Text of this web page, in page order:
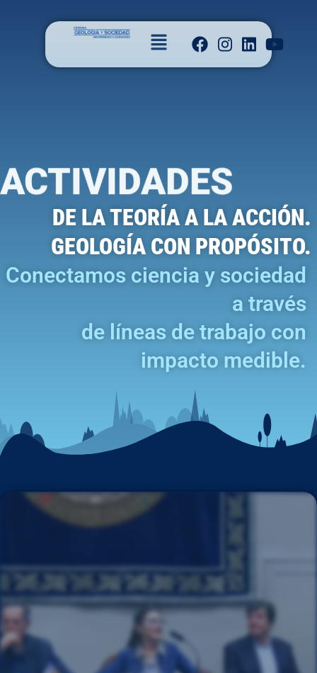
ACTIVIDADES
DE LA TEORÍA A LA ACCIÓN.
GEOLOGÍA CON PROPÓSITO.
Conectamos ciencia y sociedad
a través
de líneas de trabajo con
impacto medible.